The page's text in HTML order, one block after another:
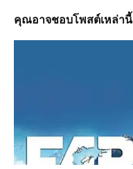
คุณอาจชอบโพสต์เหล่านี้